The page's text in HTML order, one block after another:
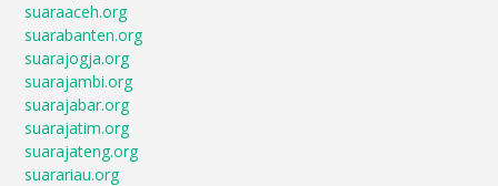
suaraaceh.org
suarabanten.org
suarajogja.org
suarajambi.org
suarajabar.org
suarajatim.org
suarajateng.org
suarariau.org